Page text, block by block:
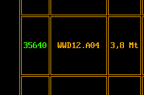
35640 WWD12.A04 3,8 Mt